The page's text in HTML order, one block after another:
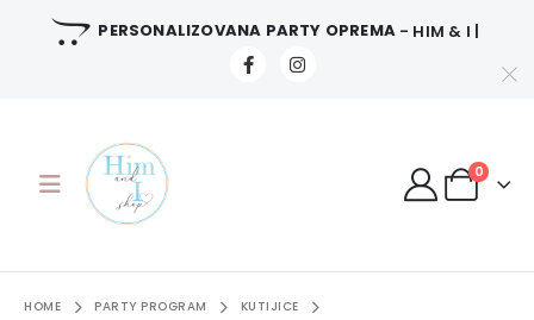
PERSONALIZOVANA PARTY OPREMA - HIM & I |
0
HOME PARTY PROGRAM
KUTIJICE